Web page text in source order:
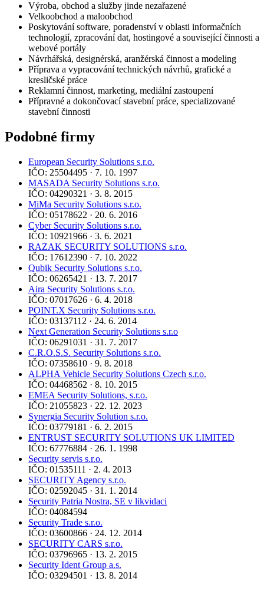
Výroba, obchod a služby jinde nezařazené
Velkoobchod a maloobchod
Poskytování software, poradenství v oblasti informačních
technologií, zpracování dat, hostingové a související činnosti a
webové portály
Návrhářská, designérská, aranžérská činnost a modeling
Příprava a vypracování technických návrhů, grafické a
kresličské práce
Reklamní činnost, marketing, mediální zastoupení
Přípravné a dokončovací stavební práce, specializované
stavební činnosti
Podobné firmy
European Security Solutions s.r.o.
IČO: 25504495 · 7. 10. 1997
MASADA Security Solutions s.r.o.
IČO: 04290321 · 3. 8. 2015
MiMa Security Solutions s.r.o.
IČO: 05178622 · 20. 6. 2016
Cyber Security Solutions s.r.o.
IČO: 10921966 · 3. 6. 2021
RAZAK SECURITY SOLUTIONS s.r.o.
IČO: 17612390 · 7. 10. 2022
Qubik Security Solutions s.r.o.
IČO: 06265421 · 13. 7. 2017
Aira Security Solutions s.r.o.
IČO: 07017626 · 6. 4. 2018
POINT.X Security Solutions s.r.o.
IČO: 03137112 · 24. 6. 2014
Next Generation Security Solutions s.r.o
IČO: 06291031 · 31. 7. 2017
C.R.O.S.S. Security Solutions s.r.o.
IČO: 07358610 · 9. 8. 2018
ALPHA Vehicle Security Solutions Czech s.r.o.
IČO: 04468562 · 8. 10. 2015
EMEA Security Solutions, s.r.o.
IČO: 21055823 · 22. 12. 2023
Synergia Security Solution s.r.o.
IČO: 03779181 · 6. 2. 2015
ENTRUST SECURITY SOLUTIONS UK LIMITED
IČO: 67776884 · 26. 1. 1998
Security servis s.r.o.
IČO: 01535111 · 2. 4. 2013
SECURITY Agency s.r.o.
IČO: 02592045 · 31. 1. 2014
Security Patria Nostra, SE v likvidaci
IČO: 04084594
Security Trade s.r.o.
IČO: 03600866 · 24. 12. 2014
SECURITY CARS s.r.o.
IČO: 03796965 · 13. 2. 2015
Security Ident Group a.s.
IČO: 03294501 · 13. 8. 2014